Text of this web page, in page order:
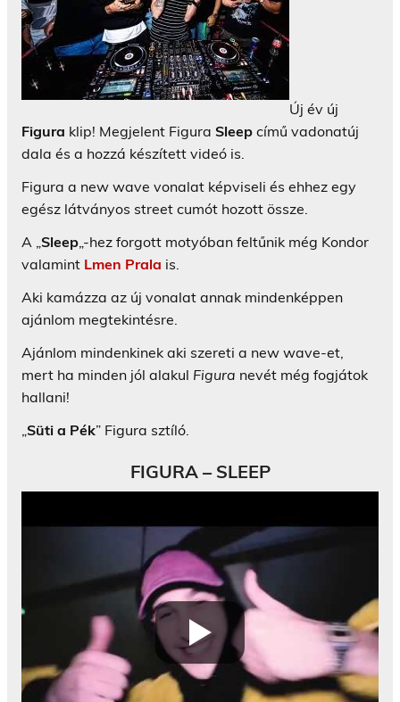
Új év új
Figura klip! Megjelent Figura Sleep című vadonatúj
dala és a hozzá készített videó is.
Figura a new wave vonalat képviseli és ehhez egy
egész látványos street cumót hozott össze.
A „Sleep„-hez forgott motyóban feltűnik még Kondor
valamint Lmen Prala is.
Aki kamázza az új vonalat annak mindenképpen
ajánlom megtekintésre.
Ajánlom mindenkinek aki szereti a new wave-et,
mert ha minden jól alakul Figura nevét még fogjátok
hallani!
„Süti a Pék” Figura sztíló.
FIGURA – SLEEP